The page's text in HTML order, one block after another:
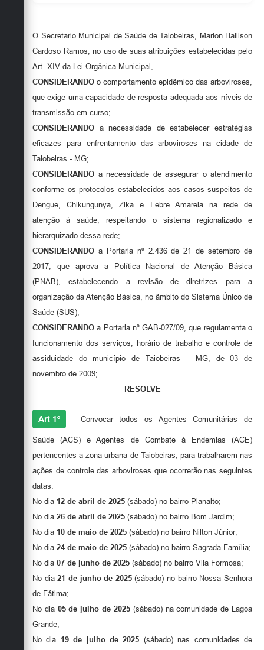
Links
Telefones Úteis
Contato
Sala M. do Empreendedor
Secretarias
O Secretario Municipal de Saúde de Taiobeiras, Marlon Hallison
Cardoso Ramos, no uso de suas atribuições estabelecidas pelo
Art. XIV da Lei Orgânica Municipal,
CONSIDERANDO o comportamento epidêmico das arboviroses,
que exige uma capacidade de resposta adequada aos níveis de
transmissão em curso;
CONSIDERANDO a necessidade de estabelecer estratégias
eficazes para enfrentamento das arboviroses na cidade de
Taiobeiras - MG;
CONSIDERANDO a necessidade de assegurar o atendimento
conforme os protocolos estabelecidos aos casos suspeitos de
Dengue, Chikungunya, Zika e Febre Amarela na rede de
atenção à saúde, respeitando o sistema regionalizado e
hierarquizado dessa rede;
CONSIDERANDO a Portaria nº 2.436 de 21 de setembro de
2017, que aprova a Política Nacional de Atenção Básica
(PNAB), estabelecendo a revisão de diretrizes para a
organização da Atenção Básica, no âmbito do Sistema Único de
Saúde (SUS);
CONSIDERANDO a Portaria nº GAB-027/09, que regulamenta o
funcionamento dos serviços, horário de trabalho e controle de
assiduidade do município de Taiobeiras – MG, de 03 de
novembro de 2009;
RESOLVE
Art 1º Convocar todos os Agentes Comunitárias de
Saúde (ACS) e Agentes de Combate à Endemias (ACE)
pertencentes a zona urbana de Taiobeiras, para trabalharem nas
ações de controle das arboviroses que ocorrerão nas seguintes
datas:
No dia 12 de abril de 2025 (sábado) no bairro Planalto;
No dia 26 de abril de 2025 (sábado) no bairro Bom Jardim;
No dia 10 de maio de 2025 (sábado) no bairro Nilton Júnior;
No dia 24 de maio de 2025 (sábado) no bairro Sagrada Família;
No dia 07 de junho de 2025 (sábado) no bairro Vila Formosa;
No dia21 de junho de 2025(sábado) no bairro Nossa Senhora
de Fátima;
No dia 05 de julho de 2025(sábado) na comunidade de Lagoa
Grande;
No dia 19 de julho de 2025 (sábado) nas comunidades de